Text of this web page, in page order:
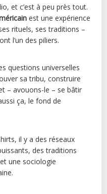
et c’est à peu près tout.
est une expérience
rituels, ses traditions –
l’un des piliers.
questions universelles
sa tribu, construire
– avouons-le – se bâtir
ça, le fond de
il y a des réseaux
des traditions
une sociologie